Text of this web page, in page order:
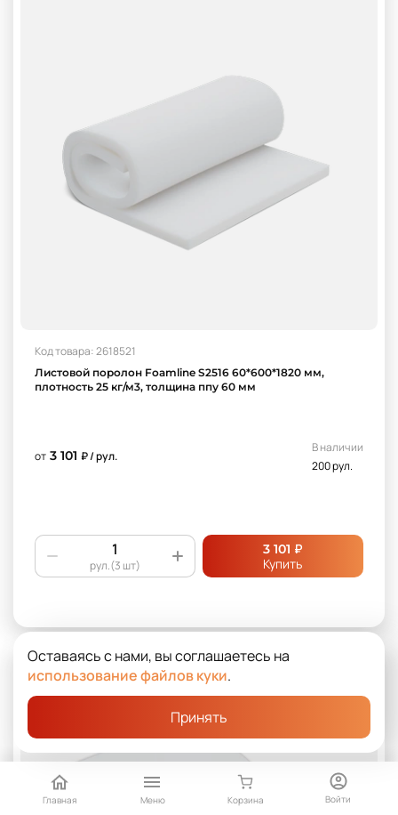
Главная Меню Корзина Войти
Код товара: 2618521
Листовой поролон Foamline S2516 60*600*1820 мм,
плотность 25 кг/м3, толщина ппу 60 мм
от 3 101 ₽ / рул.
В наличии
200 рул.
рул.(3 шт)
3 101 ₽
Купить
Оставаясь с нами, вы соглашаетесь на
использование файлов куки.
Принять